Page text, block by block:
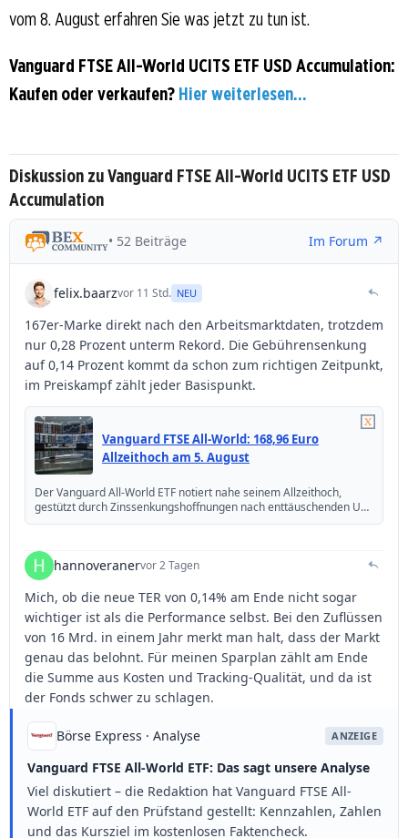
vom 8. August erfahren Sie was jetzt zu tun ist.
Vanguard FTSE All-World UCITS ETF USD Accumulation:
Kaufen oder verkaufen? Hier weiterlesen...
Diskussion zu Vanguard FTSE All-World UCITS ETF USD
Accumulation